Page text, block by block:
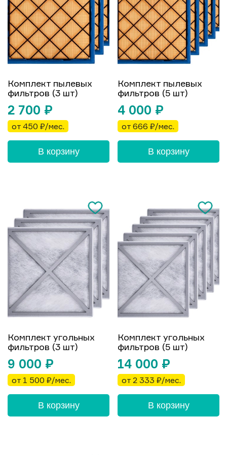
Комплект пылевых
фильтров (3 шт)
2 700 ₽
от 450 ₽/мес.
В корзину
Комплект пылевых
фильтров (5 шт)
4 000 ₽
от 666 ₽/мес.
В корзину
Комплект угольных
фильтров (3 шт)
9 000 ₽
от 1 500 ₽/мес.
В корзину
Комплект угольных
фильтров (5 шт)
14 000 ₽
от 2 333 ₽/мес.
В корзину